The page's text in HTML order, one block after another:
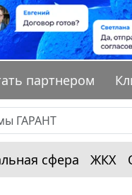
партнером
сфера ЖКХ